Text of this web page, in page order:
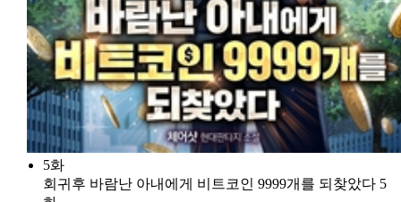
5화
회귀후 바람난 아내에게 비트코인 9999개를 되찾았다 5